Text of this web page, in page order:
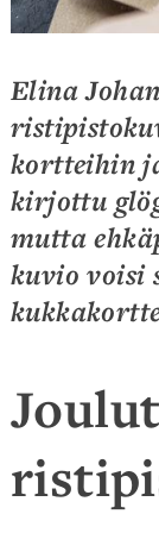
Elina
kortteihin
kirjottu
mutta
kuvio voisi